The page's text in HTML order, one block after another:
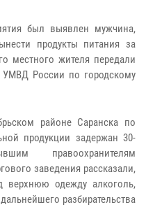
был выявлен мужчина,
продукты питания за
местного жителя передали
России по городскому
районе Саранска по
продукции задержан 30-
правоохранителям
заведения рассказали,
верхнюю одежду алкоголь,
разбирательства